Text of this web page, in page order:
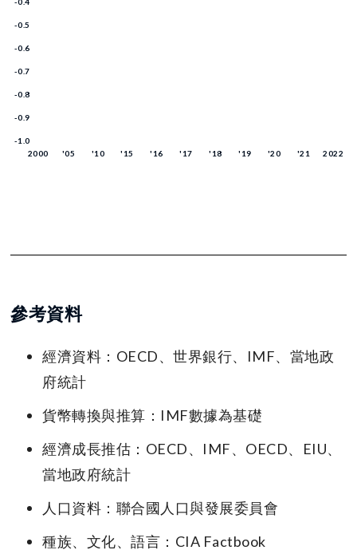
參考資料
經濟資料：OECD、世界銀行、IMF、當地政
府統計
貨幣轉換與推算：IMF數據為基礎
經濟成長推估：OECD、IMF、OECD、EIU、
當地政府統計
人口資料：聯合國人口與發展委員會
種族、文化、語言：CIA Factbook